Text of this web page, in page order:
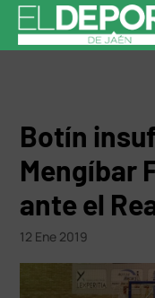
Botín
Mengíbar
ante el
12 Ene 2019